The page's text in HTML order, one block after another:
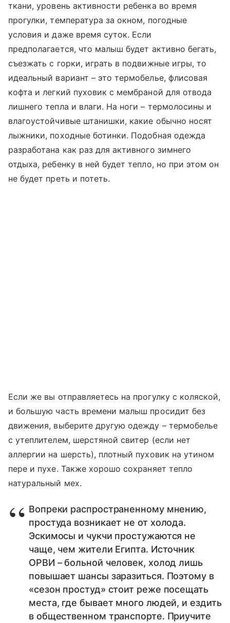
ткани, уровень активности ребенка во время
прогулки, температура за окном, погодные
условия и даже время суток. Если
предполагается, что малыш будет активно бегать,
съезжать с горки, играть в подвижные игры, то
идеальный вариант – это термобелье, флисовая
кофта и легкий пуховик с мембраной для отвода
лишнего тепла и влаги. На ноги – термолосины и
влагоустойчивые штанишки, какие обычно носят
лыжники, походные ботинки. Подобная одежда
разработана как раз для активного зимнего
отдыха, ребенку в ней будет тепло, но при этом он
не будет преть и потеть.
Если же вы отправляетесь на прогулку с коляской,
и большую часть времени малыш просидит без
движения, выберите другую одежду – термобелье
с утеплителем, шерстяной свитер (если нет
аллергии на шерсть), плотный пуховик на утином
пере и пухе. Также хорошо сохраняет тепло
натуральный мех.
Вопреки распространенному мнению,
простуда возникает не от холода.
Эскимосы и чукчи простужаются не
чаще, чем жители Египта. Источник
ОРВИ – больной человек, холод лишь
повышает шансы заразиться. Поэтому в
«сезон простуд» стоит реже посещать
места, где бывает много людей, и ездить
в общественном транспорте. Приучите